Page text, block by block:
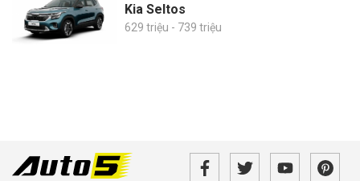
Kia Seltos
629 triệu - 739 triệu